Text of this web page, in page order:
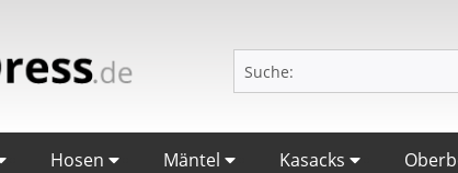
Hosen Mäntel Kasacks